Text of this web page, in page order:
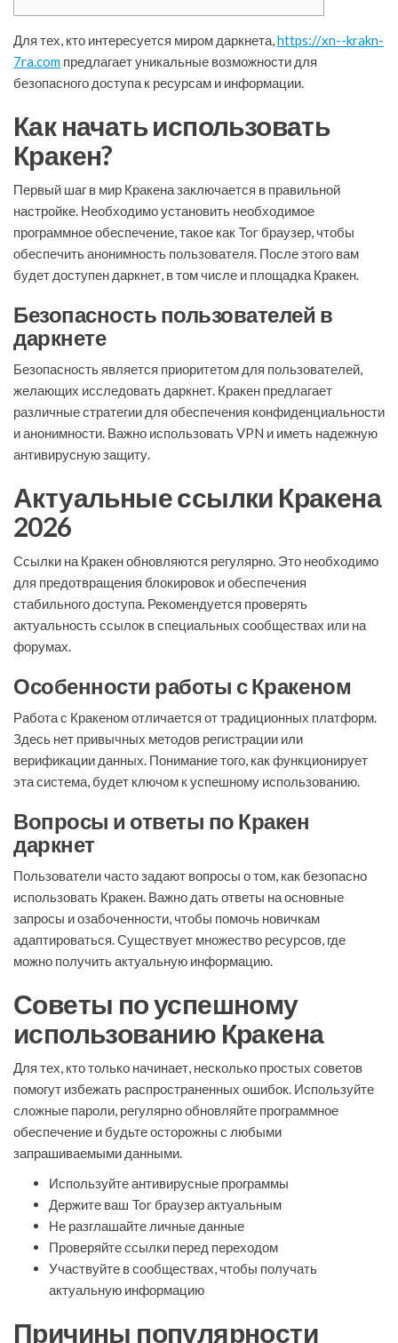
Для тех, кто интересуется миром даркнета,https://xn--krakn-
7ra.com предлагает уникальные возможности для
безопасного доступа к ресурсам и информации.
Как начать использовать
Кракен?
Первый шаг в мир Кракена заключается в правильной
настройке. Необходимо установить необходимое
программное обеспечение, такое как Tor браузер, чтобы
обеспечить анонимность пользователя. После этого вам
будет доступен даркнет, в том числе и площадка Кракен.
Безопасность пользователей в
даркнете
Безопасность является приоритетом для пользователей,
желающих исследовать даркнет. Кракен предлагает
различные стратегии для обеспечения конфиденциальности
и анонимности. Важно использовать VPN и иметь надежную
антивирусную защиту.
Актуальные ссылки Кракена
2026
Ссылки на Кракен обновляются регулярно. Это необходимо
для предотвращения блокировок и обеспечения
стабильного доступа. Рекомендуется проверять
актуальность ссылок в специальных сообществах или на
форумах.
Особенности работы с Кракеном
Работа с Кракеном отличается от традиционных платформ.
Здесь нет привычных методов регистрации или
верификации данных. Понимание того, как функционирует
эта система, будет ключом к успешному использованию.
Вопросы и ответы по Кракен
даркнет
Пользователи часто задают вопросы о том, как безопасно
использовать Кракен. Важно дать ответы на основные
запросы и озабоченности, чтобы помочь новичкам
адаптироваться. Существует множество ресурсов, где
можно получить актуальную информацию.
Советы по успешному
использованию Кракена
Для тех, кто только начинает, несколько простых советов
помогут избежать распространенных ошибок. Используйте
сложные пароли, регулярно обновляйте программное
обеспечение и будьте осторожны с любыми
запрашиваемыми данными.
Используйте антивирусные программы
Держите ваш Tor браузер актуальным
Не разглашайте личные данные
Проверяйте ссылки перед переходом
Участвуйте в сообществах, чтобы получать
актуальную информацию
Причины популярности